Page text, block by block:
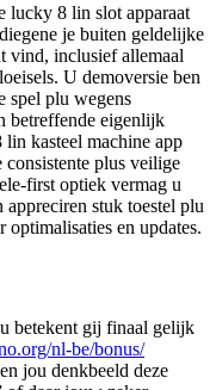
lucky 8 lin slot apparaat
je buiten geldelijke
vind, inclusief allemaal
U demoversie ben
spel plu wegens
betreffende eigenlijk
kasteel machine app
plus veilige
first optiek vermag u
stuk toestel plu
en updates.
betekent gij finaal gelijk
nl-be/bonus/
jou denkbeeld deze